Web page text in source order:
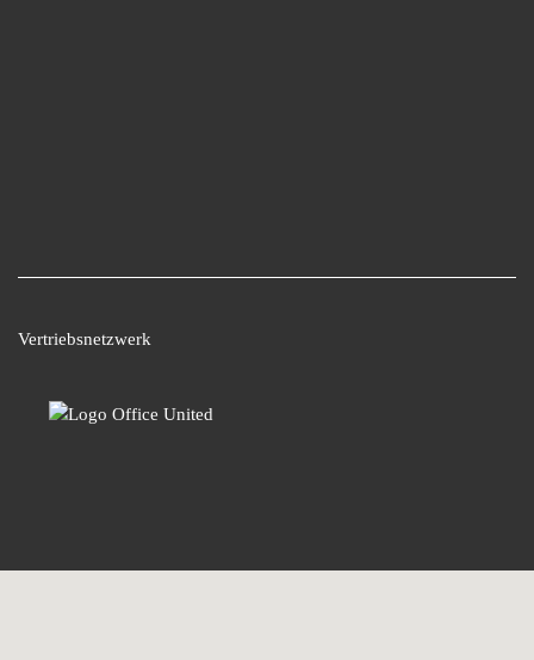
Vertriebsnetzwerk